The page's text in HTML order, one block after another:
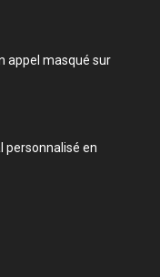
appel masqué sur
personnalisé en